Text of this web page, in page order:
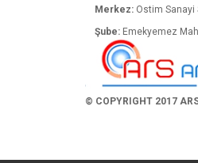
Merkez: Ostim
Şube: Emekyemez
© COPYRIGHT 2017